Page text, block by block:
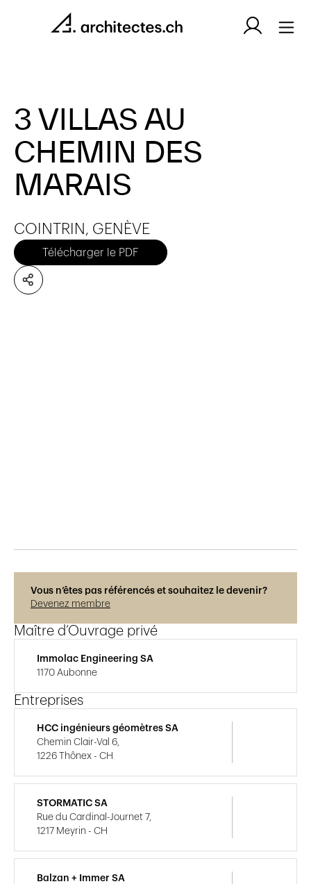
3 VILLAS AU
CHEMIN DES
MARAIS
COINTRIN, GENÈVE
Télécharger le PDF
Vous n’êtes pas référencés et souhaitez le devenir?
Devenez membre
Maître d’Ouvrage privé
Immolac Engineering SA
1170 Aubonne
Entreprises
HCC ingénieurs géomètres SA
Chemin Clair-Val 6,
1226 Thônex - CH
STORMATIC SA
Rue du Cardinal-Journet 7,
1217 Meyrin - CH
Balzan + Immer SA